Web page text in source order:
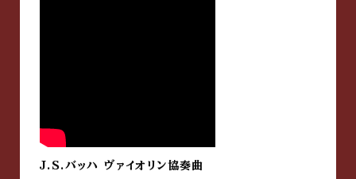
J.S.バッハ ヴァイオリン協奏曲